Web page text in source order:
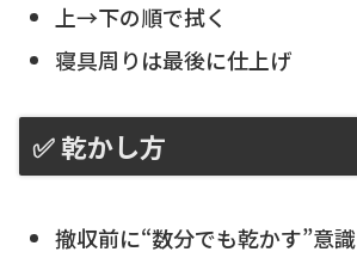
上→下の順で拭く
寝具周りは最後に仕上げ
✅ 乾かし方
撤収前に“数分でも乾かす”意識